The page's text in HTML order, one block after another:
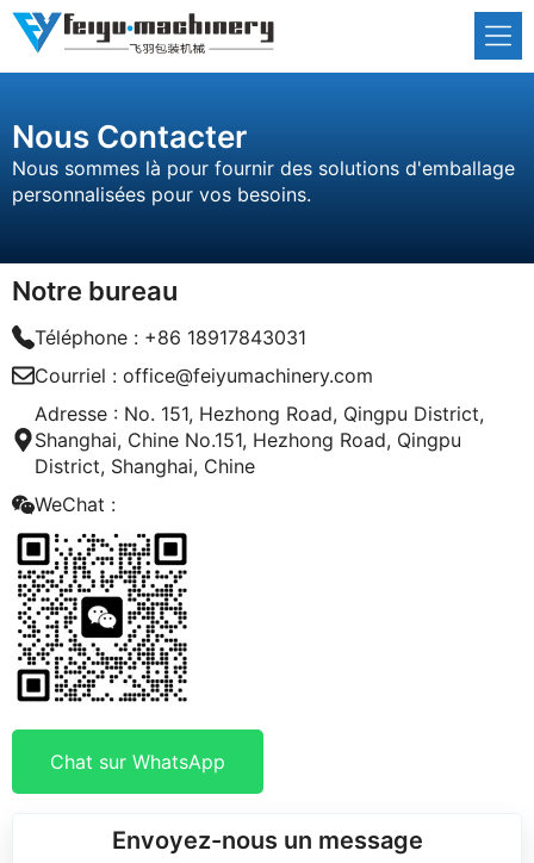
Aller
Nous Contacter
Nous sommes là pour fournir des solutions d'emballage
personnalisées pour vos besoins.
Notre bureau
Téléphone : +86 18917843031
Courriel :office@feiyumachinery.com
Adresse : No. 151, Hezhong Road, Qingpu District,
Shanghai, Chine No.151, Hezhong Road, Qingpu
District, Shanghai, Chine
WeChat :
Chat sur WhatsApp
Envoyez-nous un message